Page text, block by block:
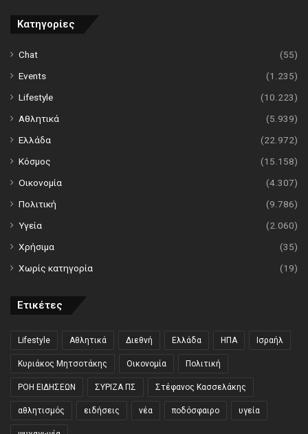
Κατηγορίες
Chat
(55)
Events
(1.235)
Lifestyle
(10.223)
Αθλητικά
(5.939)
Ελλάδα
(22.972)
Κόσμος
(15.158)
Οικονομία
(4.307)
Πολιτική
(9.786)
Υγεία
(2.060)
Χρήσιμα
(35)
Χωρίς κατηγορία
(19)
Ετικέτες
Lifestyle Αθλητικά Διεθνή Ελλάδα ΗΠΑ Ισραήλ
Κυριάκος Μητσοτάκης Οικονομία Πολιτική
ΡΟΗ ΕΙΔΗΣΕΩΝ ΣΥΡΙΖΑ ΠΣ Στέφανος Κασσελάκης
αθλητισμός ειδήσεις νέα ποδόσφαιρο υγεία